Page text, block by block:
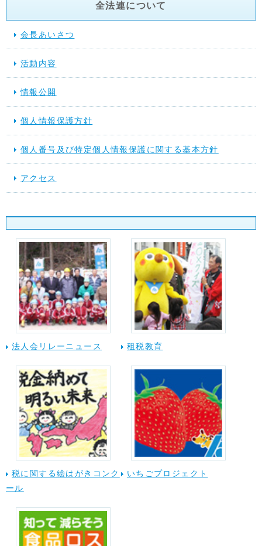
全法連について
会長あいさつ
活動内容
情報公開
個人情報保護方針
個人番号及び特定個人情報保護に関する基本方針
アクセス
法人会リレーニュース 租税教育
税に関する絵はがきコンク
ール
いちごプロジェクト